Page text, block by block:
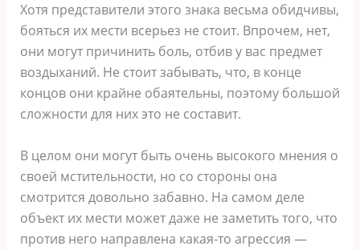
Хотя представители этого знака весьма обидчивы,
бояться их мести всерьез не стоит. Впрочем, нет,
они могут причинить боль, отбив у вас предмет
воздыханий. Не стоит забывать, что, в конце
концов они крайне обаятельны, поэтому большой
сложности для них это не составит.
В целом они могут быть очень высокого мнения о
своей мстительности, но со стороны она
смотрится довольно забавно. На самом деле
объект их мести может даже не заметить того, что
против него направлена какая-то агрессия ―